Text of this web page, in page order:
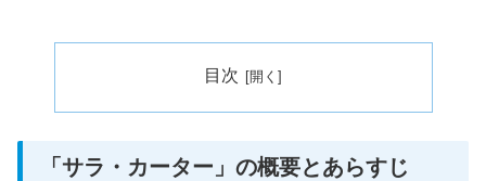
目次
「サラ・カーター」の概要とあらすじ